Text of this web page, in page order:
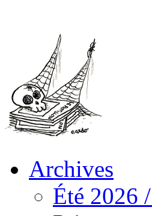
Archives
Été 2026